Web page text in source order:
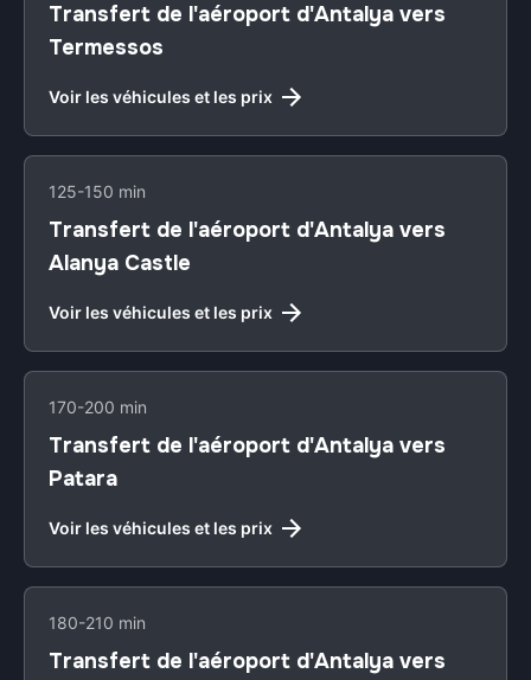
Transfert de l'aéroport d'Antalya vers
Termessos
Voir les véhicules et les prix
125-150 min
Transfert de l'aéroport d'Antalya vers
Alanya Castle
Voir les véhicules et les prix
170-200 min
Transfert de l'aéroport d'Antalya vers
Patara
Voir les véhicules et les prix
180-210 min
Transfert de l'aéroport d'Antalya vers